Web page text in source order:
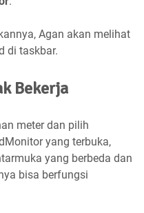
Agan akan melihat
di taskbar.
Bekerja
meter dan pilih
yang terbuka,
yang berbeda dan
bisa berfungsi